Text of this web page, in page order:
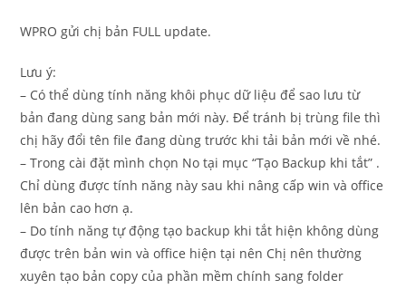
WPRO gửi chị bản FULL update.
Lưu ý:
– Có thể dùng tính năng khôi phục dữ liệu để sao lưu từ
bản đang dùng sang bản mới này. Để tránh bị trùng file thì
chị hãy đổi tên file đang dùng trước khi tải bản mới về nhé.
– Trong cài đặt mình chọn No tại mục “Tạo Backup khi tắt” .
Chỉ dùng được tính năng này sau khi nâng cấp win và office
lên bản cao hơn ạ.
– Do tính năng tự động tạo backup khi tắt hiện không dùng
được trên bản win và office hiện tại nên Chị nên thường
xuyên tạo bản copy của phần mềm chính sang folder